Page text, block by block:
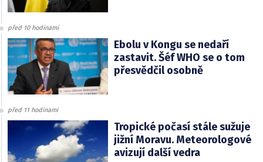
před 10 hodinami
Ebolu v Kongu se nedaří
zastavit. Šéf WHO se o tom
přesvědčil osobně
před 11 hodinami
Tropické počasí stále sužuje
jižní Moravu. Meteorologové
avizují další vedra